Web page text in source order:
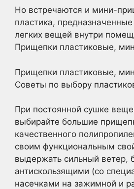
Но встречаются и мини-
пластика,
легких вещей внутри
Прищепки пластиковые,
Прищепки пластиковые,
Советы по выбору
При постоянной сушке
выбирайте большие
качественного
своим функциональным
выдержать сильный ветер,
антискользящими (со
насечками на зажимной и